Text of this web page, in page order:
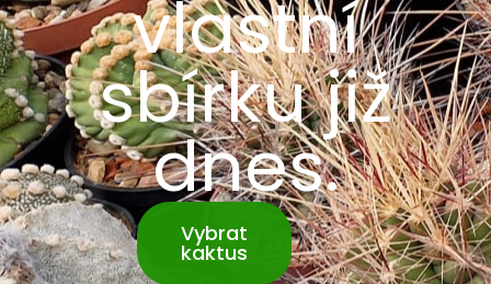
vlastní
sbírku již
dnes.
Vybrat
kaktus